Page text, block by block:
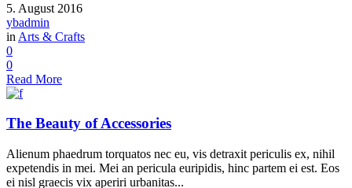
5. August 2016
ybadmin
in Arts & Crafts
0
0
Read More
The Beauty of Accessories
Alienum phaedrum torquatos nec eu, vis detraxit periculis ex, nihil
expetendis in mei. Mei an pericula euripidis, hinc partem ei est. Eos
ei nisl graecis vix aperiri urbanitas...